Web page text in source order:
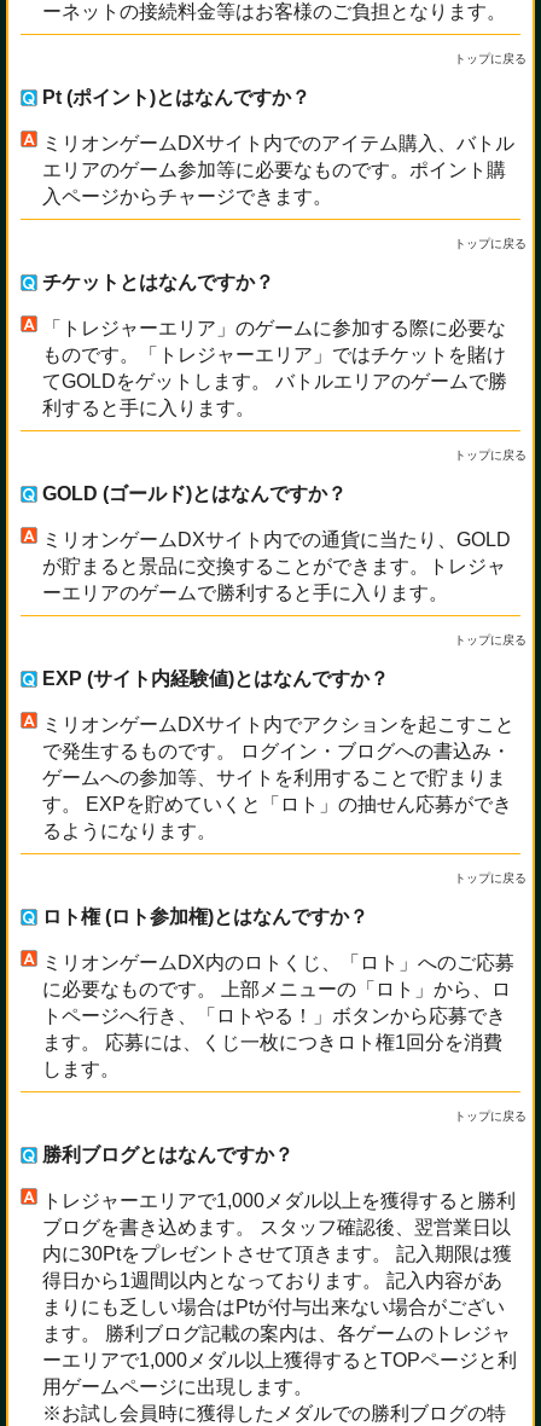
ーネットの接続料金等はお客様のご負担となります。
トップに戻る
Pt (ポイント)とはなんですか？
ミリオンゲームDXサイト内でのアイテム購入、バトル
エリアのゲーム参加等に必要なものです。ポイント購
入ページからチャージできます。
トップに戻る
チケットとはなんですか？
「トレジャーエリア」のゲームに参加する際に必要な
ものです。「トレジャーエリア」ではチケットを賭け
てGOLDをゲットします。 バトルエリアのゲームで勝
利すると手に入ります。
トップに戻る
GOLD (ゴールド)とはなんですか？
ミリオンゲームDXサイト内での通貨に当たり、GOLD
が貯まると景品に交換することができます。トレジャ
ーエリアのゲームで勝利すると手に入ります。
トップに戻る
EXP (サイト内経験値)とはなんですか？
ミリオンゲームDXサイト内でアクションを起こすこと
で発生するものです。 ログイン・ブログへの書込み・
ゲームへの参加等、サイトを利用することで貯まりま
す。 EXPを貯めていくと「ロト」の抽せん応募ができ
るようになります。
トップに戻る
ロト権 (ロト参加権)とはなんですか？
ミリオンゲームDX内のロトくじ、「ロト」へのご応募
に必要なものです。 上部メニューの「ロト」から、ロ
トページへ行き、「ロトやる！」ボタンから応募でき
ます。 応募には、くじ一枚につきロト権1回分を消費
します。
トップに戻る
勝利ブログとはなんですか？
トレジャーエリアで1,000メダル以上を獲得すると勝利
ブログを書き込めます。 スタッフ確認後、翌営業日以
内に30Ptをプレゼントさせて頂きます。 記入期限は獲
得日から1週間以内となっております。 記入内容があ
まりにも乏しい場合はPtが付与出来ない場合がござい
ます。 勝利ブログ記載の案内は、各ゲームのトレジャ
ーエリアで1,000メダル以上獲得するとTOPページと利
用ゲームページに出現します。
※お試し会員時に獲得したメダルでの勝利ブログの特